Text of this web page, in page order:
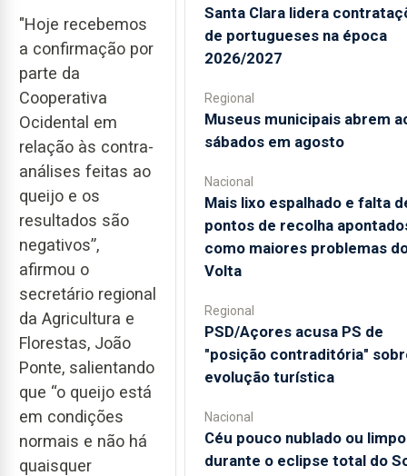
"Hoje recebemos
a confirmação por
parte da
Cooperativa
Ocidental em
relação às contra-
análises feitas ao
queijo e os
resultados são
negativos”,
afirmou o
secretário regional
da Agricultura e
Florestas, João
Ponte, salientando
que “o queijo está
em condições
normais e não há
quaisquer
Santa Clara lidera
de portugueses na época
2026/2027
Regional
Museus municipais abrem
sábados em agosto
Nacional
Mais lixo espalhado e falta
pontos de recolha
como maiores problemas
Volta
Regional
PSD/Açores acusa PS de
"posição contraditória"
evolução turística
Nacional
Céu pouco nublado ou limpo
durante o eclipse total do